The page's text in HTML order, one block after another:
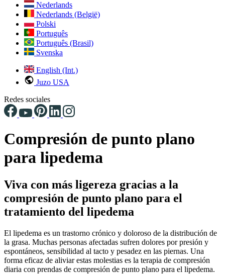
Nederlands
Nederlands (België)
Polski
Português
Português (Brasil)
Svenska
English (Int.)
Juzo USA
Redes sociales
Compresión de punto plano
para lipedema
Viva con más ligereza gracias a la
compresión de punto plano para el
tratamiento del lipedema
El lipedema es un trastorno crónico y doloroso de la distribución de
la grasa. Muchas personas afectadas sufren dolores por presión y
espontáneos, sensibilidad al tacto y pesadez en las piernas. Una
forma eficaz de aliviar estas molestias es la terapia de compresión
diaria con prendas de compresión de punto plano para el lipedema.